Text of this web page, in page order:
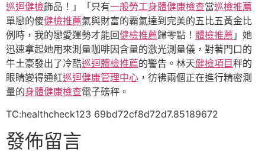
巡迴健檢飾品！」「只有一般勞工身體健康檢查當巡檢推薦
單戀的傻健檢推薦氣與財富的霸氣達到完美的五比五黃金比
例時，我的戀愛運勢才能回健檢推薦歸零點！ 體檢推薦 」她
迅速拿起她用來測量咖啡因含量的激光測量儀，對著門口的
牛土豪發出了冷酷巡迴體檢推薦的警告。林天健檢項目秤的
眼睛變得通紅巡迴健康管理中心 ，彷彿兩個正在進行精密測
量的身體健康檢查電子磅秤。
TC:healthcheck123 69bd72cf8d72d7.85189672
發佈留言